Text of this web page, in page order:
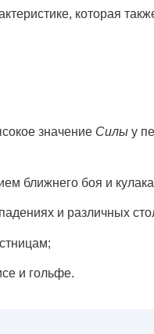
которая
значение Силы у
ближнего боя и
и различных
и гольфе.